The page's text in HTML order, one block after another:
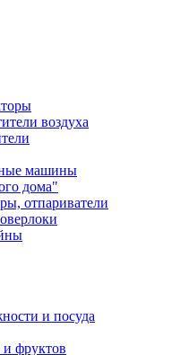
воздуха
машины
дома"
отпариватели
и посуда
фруктов